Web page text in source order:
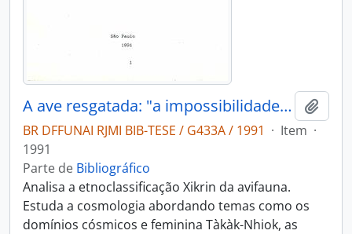
A ave resgatada: "a impossibilidade da leveza do ser"
BR DFFUNAI RJMI BIB-TESE / G433A / 1991 · Item ·
1991
Parte de Bibliográfico
Analisa a etnoclassificação Xikrin da avifauna.
Estuda a cosmologia abordando temas como os
domínios cósmicos e feminina Tàkàk-Nhiok, as